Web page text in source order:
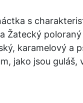
s
Žatecký
karamelový a
jako jsou guláš,